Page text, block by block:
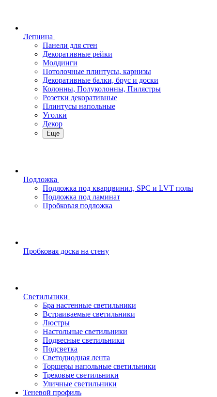
Лепнина
Панели для стен
Декоративные рейки
Молдинги
Потолочные плинтусы, карнизы
Декоративные балки, брус и доски
Колонны, Полуколонны, Пилястры
Розетки декоративные
Плинтусы напольные
Уголки
Декор
Еще
Подложка
Подложка под кварцвинил, SPC и LVT полы
Подложка под ламинат
Пробковая подложка
Пробковая доска на стену
Светильники
Бра настенные светильники
Встраиваемые светильники
Люстры
Настольные светильники
Подвесные светильники
Подсветка
Светодиодная лента
Торшеры напольные светильники
Трековые светильники
Уличные светильники
Теневой профиль